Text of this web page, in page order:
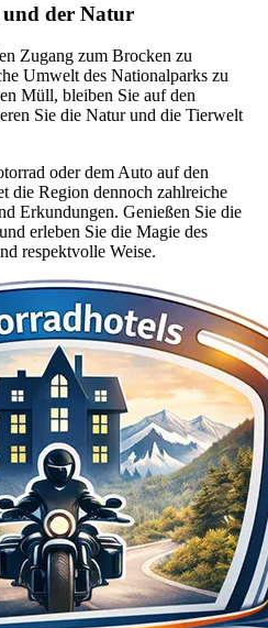
und der Natur
Zugang zum Brocken zu
Umwelt des Nationalparks zu
Müll, bleiben Sie auf den
Sie die Natur und die Tierwelt
oder dem Auto auf den
die Region dennoch zahlreiche
Erkundungen. Genießen Sie die
erleben Sie die Magie des
respektvolle Weise.